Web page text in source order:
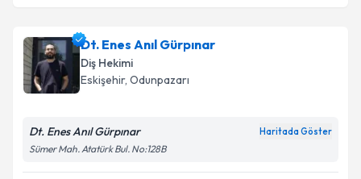
Dt. Enes Anıl Gürpınar
Diş Hekimi
Eskişehir, Odunpazarı
Dt. Enes Anıl Gürpınar Haritada Göster
Sümer Mah. Atatürk Bul. No:128B